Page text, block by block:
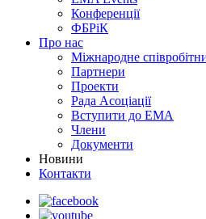
Конференції
ФБРіК
Про нас
Міжнародне
Партнери
Проекти
Рада Асоціації
Вступити до ЕМА
Члени
Документи
Новини
Контакти